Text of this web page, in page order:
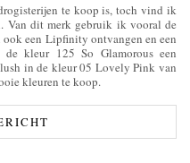
te koop is, toch vind ik
Van dit merk gebruik ik vooral de
ook een Lipfinity ontvangen en een
kleur 125 So Glamorous een
in de kleur 05 Lovely Pink van
kleuren te koop.